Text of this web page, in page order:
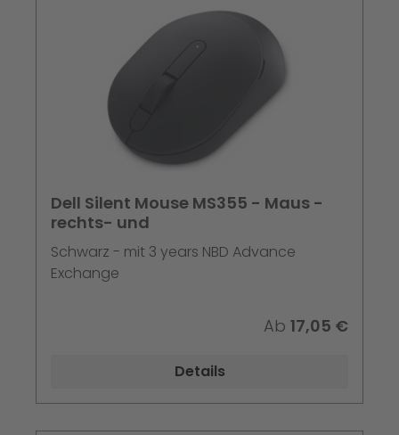
Dell Silent Mouse MS355 - Maus -
rechts- und
Schwarz - mit 3 years NBD Advance
Exchange
Ab 17,05 €
Details